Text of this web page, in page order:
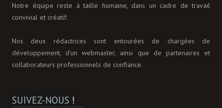
Notre équipe reste à taille humaine, dans un cadre de travail
convivial et créatif.
Nos deux rédactrices sont entourées de chargées de
développement, d'un webmaster, ainsi que de partenaires et
collaborateurs professionnels de confiance.
SUIVEZ-NOUS !